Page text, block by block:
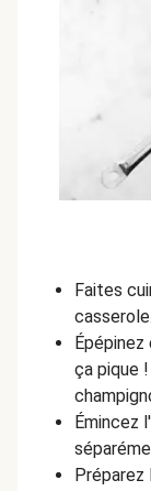
Faites
ça pique
Émincez
Préparez